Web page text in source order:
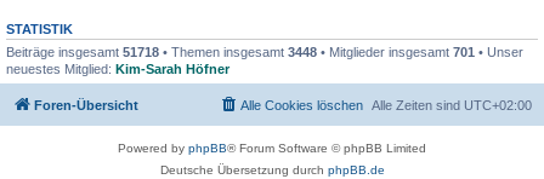
STATISTIK
Beiträge insgesamt 51718 • Themen insgesamt 3448 • Mitglieder insgesamt 701 • Unser
neuestes Mitglied: Kim-Sarah Höfner
Foren-Übersicht Alle Zeiten sind UTC+02:00
Alle Cookies löschen
Powered by phpBB® Forum Software © phpBB Limited
Deutsche Übersetzung durch phpBB.de